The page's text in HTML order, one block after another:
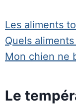
Les aliments
Quels
Mon chien ne
Le